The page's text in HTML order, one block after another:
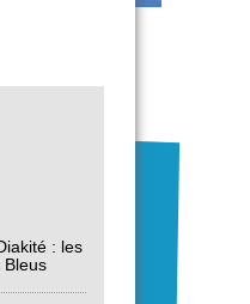
: les
Bleus